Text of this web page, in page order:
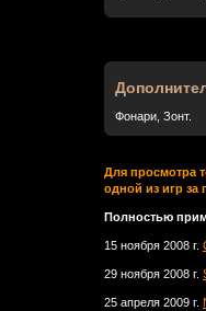
Фонари, Зонт.
Для просмотра
одной из игр за
Полностью
15 ноября 2008 г.
29 ноября 2008 г.
25 апреля 2009 г.